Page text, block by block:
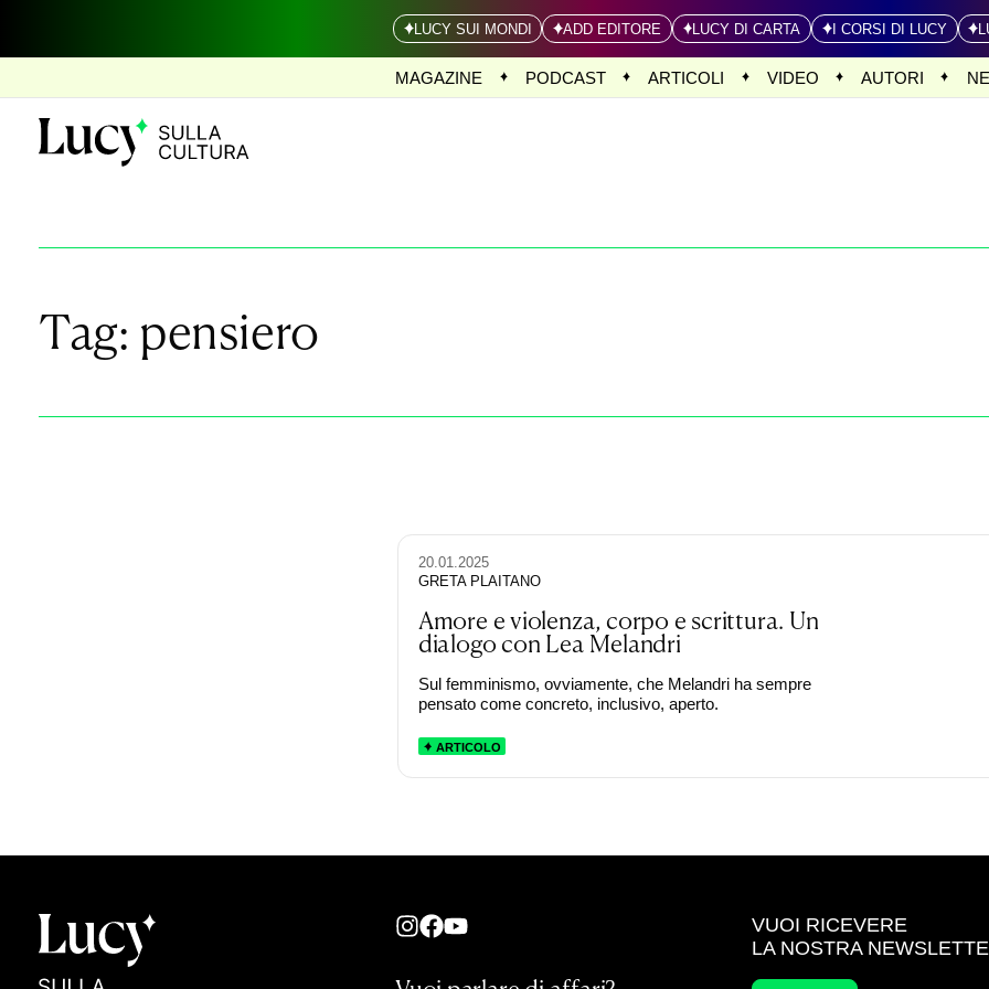
LUCY SUI MONDI ADD EDITORE LUCY DI CARTA I CORSI DI LUCY
MAGAZINE PODCAST ARTICOLI VIDEO AUTORI
Tag: pensiero
20.01.2025
GRETA PLAITANO
Amore e violenza, corpo e scrittura. Un
dialogo con Lea Melandri
Sul femminismo, ovviamente, che Melandri ha sempre
pensato come concreto, inclusivo, aperto.
ARTICOLO
VUOI RICEVERE
LA NOSTRA